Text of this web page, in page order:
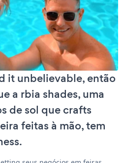
it unbelievable, então
a rbia shades, uma
de sol que crafts
feitas à mão, tem